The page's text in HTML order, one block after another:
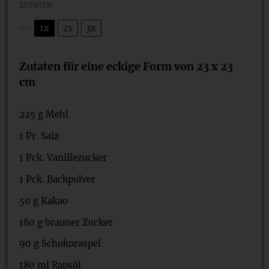
1x 2x 3x
Zutaten für eine eckige Form von 23 x 23
cm
225 gMehl
1 Pr. Salz
1 Pck. Vanillezucker
1 Pck. Backpulver
50 gKakao
180 gbrauner Zucker
90 gSchokoraspel
180 ml Rapsöl